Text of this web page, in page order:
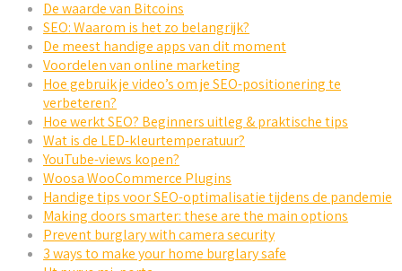
De waarde van Bitcoins
SEO: Waarom is het zo belangrijk?
De meest handige apps van dit moment
Voordelen van online marketing
Hoe gebruik je video’s om je SEO-positionering te
verbeteren?
Hoe werkt SEO? Beginners uitleg & praktische tips
Wat is de LED-kleurtemperatuur?
YouTube-views kopen?
Woosa WooCommerce Plugins
Handige tips voor SEO-optimalisatie tijdens de pandemie
Making doors smarter: these are the main options
Prevent burglary with camera security
3 ways to make your home burglary safe